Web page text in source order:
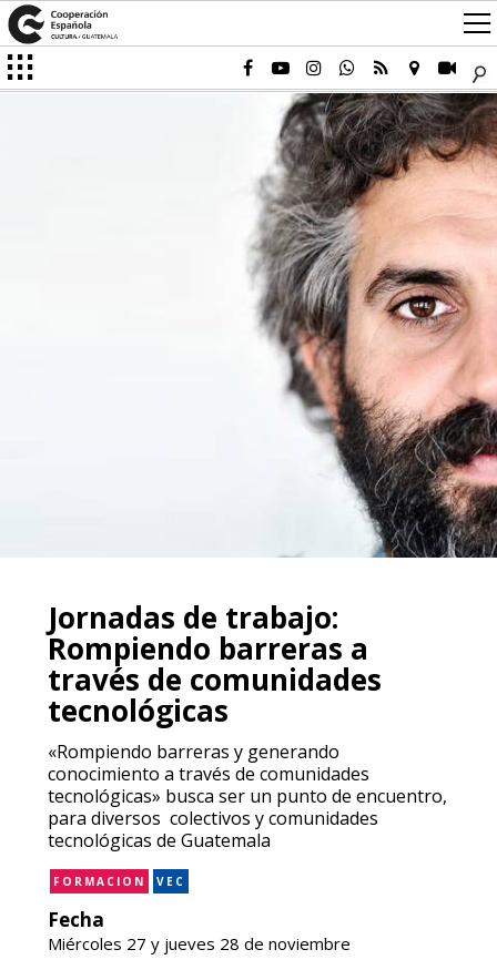
Jornadas de trabajo:
Rompiendo barreras a
través de comunidades
tecnológicas
«Rompiendo barreras y generando
conocimiento a través de comunidades
tecnológicas» busca ser un punto de encuentro,
para diversos colectivos y comunidades
tecnológicas de Guatemala
FORMACION VEC
Fecha
Miércoles 27 y jueves 28 de noviembre